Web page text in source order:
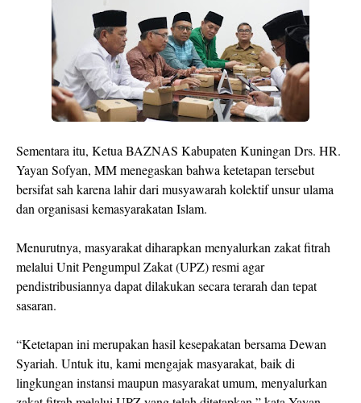
Sementara itu, Ketua BAZNAS Kabupaten Kuningan Drs. HR.
Yayan Sofyan, MM menegaskan bahwa ketetapan tersebut
bersifat sah karena lahir dari musyawarah kolektif unsur ulama
dan organisasi kemasyarakatan Islam.
Menurutnya, masyarakat diharapkan menyalurkan zakat fitrah
melalui Unit Pengumpul Zakat (UPZ) resmi agar
pendistribusiannya dapat dilakukan secara terarah dan tepat
sasaran.
“Ketetapan ini merupakan hasil kesepakatan bersama Dewan
Syariah. Untuk itu, kami mengajak masyarakat, baik di
lingkungan instansi maupun masyarakat umum, menyalurkan